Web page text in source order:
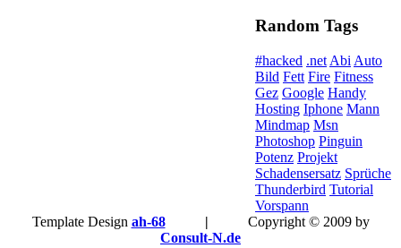
Random Tags
#hacked .net Abi Auto
Bild Fett Fire Fitness
Gez Google Handy
Hosting Iphone Mann
Mindmap Msn
Photoshop Pinguin
Potenz Projekt
Schadensersatz Sprüche
Thunderbird Tutorial
Vorspann
Template Design ah-68 | Copyright © 2009 by
Consult-N.de